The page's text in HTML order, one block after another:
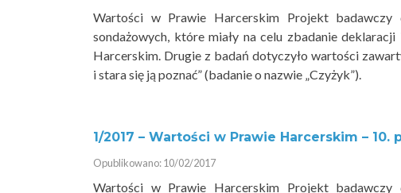
Wartości w Prawie Harcerskim Projekt badawczy
sondażowych, które miały na celu zbadanie
Harcerskim. Drugie z badań dotyczyło wartości
i stara się ją poznać” (badanie o nazwie „Czyżyk”).
1/2017 – Wartości w Prawie Harcerskim –
Opublikowano: 10/02/2017
Wartości w Prawie Harcerskim Projekt badawczy